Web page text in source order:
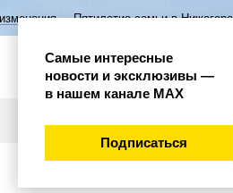
семьи в Нижегородской области
Самые интересные
новости и эксклюзивы —
в нашем канале МАХ
Подписаться